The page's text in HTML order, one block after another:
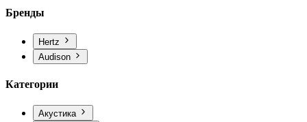
Бренды
Hertz
Audison
Категории
Акустика